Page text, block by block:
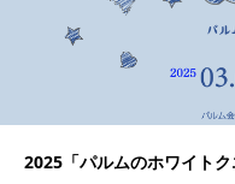
2025「パルムのホワイト